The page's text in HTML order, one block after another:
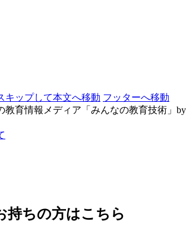
キップして本文へ移動 フッターへ移動
教育情報メディア「みんなの教育技術」by
持ちの方はこちら